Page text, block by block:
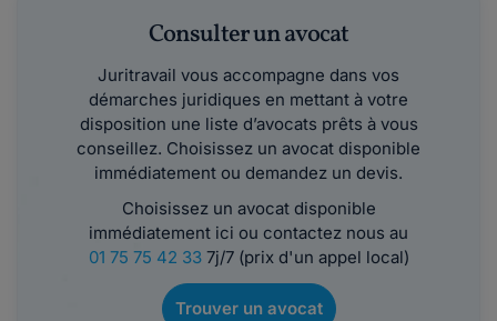
Consulter un avocat
Juritravail vous accompagne dans vos
démarches juridiques en mettant à votre
disposition une liste d’avocats prêts à vous
conseillez. Choisissez un avocat disponible
immédiatement ou demandez un devis.
Choisissez un avocat disponible
immédiatement ici ou contactez nous au
01 75 75 42 337j/7 (prix d'un appel local)
Trouver un avocat